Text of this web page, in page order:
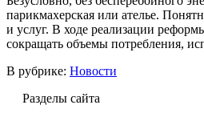
парикмахерская или ателье.
и услуг. В ходе реализации
сокращать объемы потребления,
В рубрике: Новости
Разделы сайта